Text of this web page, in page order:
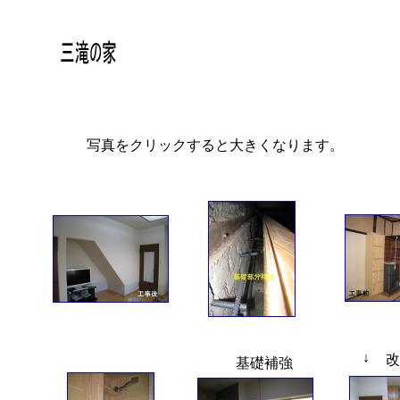
写真をクリックすると大きくなります。
基礎補強 ↓